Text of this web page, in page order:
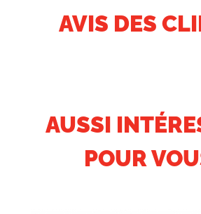
AVIS DES
AUSSI
POUR